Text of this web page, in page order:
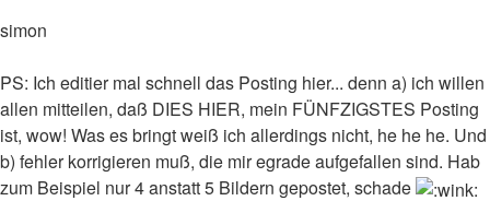
simon
PS: Ich editier mal schnell das Posting hier... denn a) ich willen
allen mitteilen, daß DIES HIER, mein FÜNFZIGSTES Posting
ist, wow! Was es bringt weiß ich allerdings nicht, he he he. Und
b) fehler korrigieren muß, die mir egrade aufgefallen sind. Hab
zum Beispiel nur 4 anstatt 5 Bildern gepostet, schade